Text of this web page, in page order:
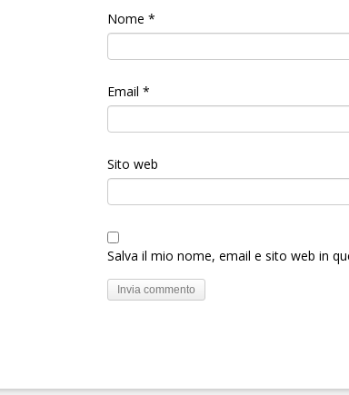
Nome *
Email *
Sito web
Salva il mio nome, email e sito web in